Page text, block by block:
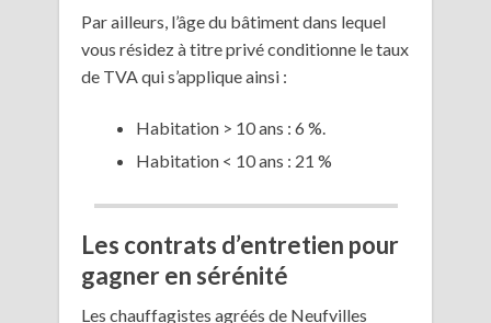
Par ailleurs, l’âge du bâtiment dans lequel
vous résidez à titre privé conditionne le taux
de TVA qui s’applique ainsi :
Habitation > 10 ans : 6 %.
Habitation < 10 ans : 21 %
Les contrats d’entretien pour
gagner en sérénité
Les chauffagistes agréés de Neufvilles